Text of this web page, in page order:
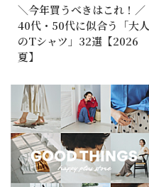
＼今年買うべきはこれ！／
40代・50代に似合う「大人
のTシャツ」32選【2026
夏】